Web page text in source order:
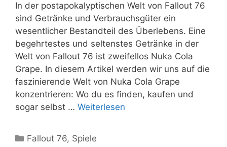
In der postapokalyptischen Welt von Fallout 76
sind Getränke und Verbrauchsgüter ein
wesentlicher Bestandteil des Überlebens. Eine
begehrtestes und seltenstes Getränke in der
Welt von Fallout 76 ist zweifellos Nuka Cola
Grape. In diesem Artikel werden wir uns auf die
faszinierende Welt von Nuka Cola Grape
konzentrieren: Wo du es finden, kaufen und
sogar selbst … Weiterlesen
Kategorien
Fallout 76, Spiele